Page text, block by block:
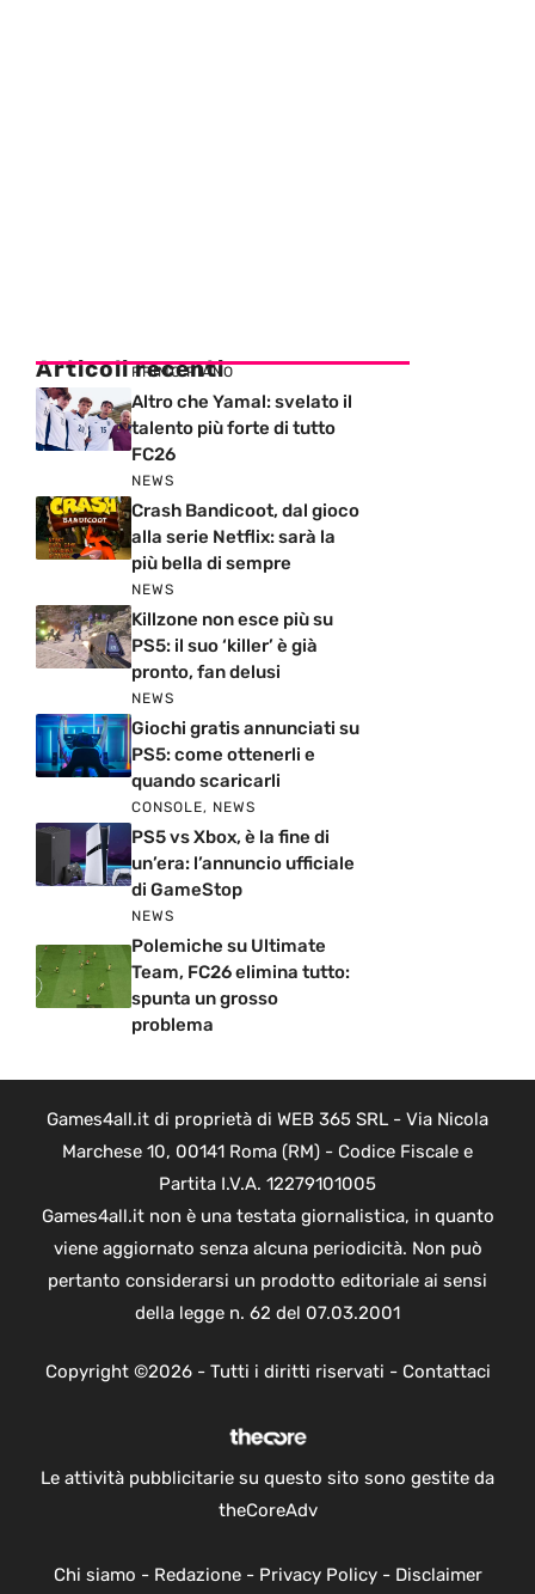
Articoli recenti
PRIMO PIANO
Altro che Yamal: svelato il
talento più forte di tutto
FC26
NEWS
Crash Bandicoot, dal gioco
alla serie Netflix: sarà la
più bella di sempre
NEWS
Killzone non esce più su
PS5: il suo ‘killer’ è già
pronto, fan delusi
NEWS
Giochi gratis annunciati su
PS5: come ottenerli e
quando scaricarli
CONSOLE, NEWS
PS5 vs Xbox, è la fine di
un’era: l’annuncio ufficiale
di GameStop
NEWS
Polemiche su Ultimate
Team, FC26 elimina tutto:
spunta un grosso
problema
Games4all.it di proprietà di WEB 365 SRL - Via Nicola
Marchese 10, 00141 Roma (RM) - Codice Fiscale e
Partita I.V.A. 12279101005
Games4all.it non è una testata giornalistica, in quanto
viene aggiornato senza alcuna periodicità. Non può
pertanto considerarsi un prodotto editoriale ai sensi
della legge n. 62 del 07.03.2001
Copyright ©2026 - Tutti i diritti riservati - Contattaci
Le attività pubblicitarie su questo sito sono gestite da
theCoreAdv
Chi siamo - Redazione- Privacy Policy- Disclaimer